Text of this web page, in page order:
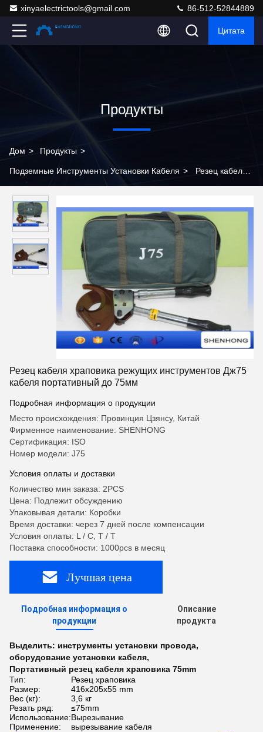
xinyaelectrictools@gmail.com 86-512-52844889
Цитата
Продукты
Дом > Продукты >
Подземные Инструменты Установки Кабеля > Резец кабеля
до 75мм
Резец кабеля храповика режущих инструментов Дж75
кабеля портативный до 75мм
Подробная информация о продукции
Место происхождения: Провинция Цзянсу, Китай
Фирменное наименование: SHENHONG
Сертификация: ISO
Номер модели: J75
Условия оплаты и доставки
Количество мин заказа: 2PCS
Цена: Подлежит обсуждению
Упаковывая детали: Коробки
Время доставки: через 7 дней после компенсации
Условия оплаты: L / C, T / T
Поставка способности: 1000pcs в месяц
Лучшая цена
Подробная информация о
продукции
Описание
продукта
Выделить: инструменты установки провода,
оборудование установки кабеля,
Портативный резец кабеля храповика 75mm
Тип:
Резец храповика
Размер:
416x205x55 mm
Вес (кг):
3,6 кг
Резать ряд:
≤75mm
Использование:Вырезывание
Применение:
вырезывание кабеля